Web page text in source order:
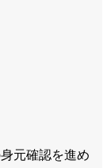
元確認を進め